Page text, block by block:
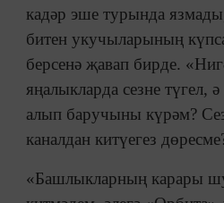
кадәр эше турында
битен укучыларының
берсенә җавап бирде.
яңалыкларда сезне түгел,
алып баручыны күрәм?
каналдан китүегез
«Башлыкларның карары